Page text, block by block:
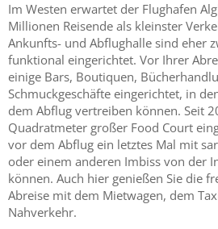
Im Westen erwartet der Flughafen
Millionen Reisende als kleinster
Ankunfts- und Abflughalle sind eher
funktional eingerichtet. Vor Ihrer
einige Bars, Boutiquen,
Schmuckgeschäfte eingerichtet, in
dem Abflug vertreiben können. Seit
Quadratmeter großer Food Court
vor dem Abflug ein letztes Mal mit
oder einem anderen Imbiss von der
können. Auch hier genießen Sie die
Abreise mit dem Mietwagen, dem
Nahverkehr.